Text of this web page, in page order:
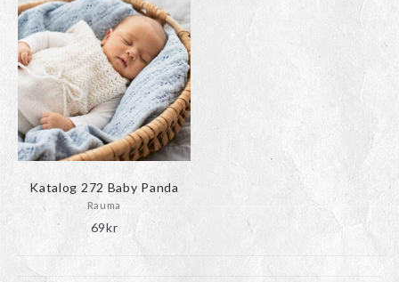
Katalog 272 Baby Panda
Rauma
69kr